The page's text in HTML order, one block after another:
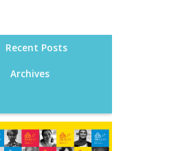
Recent Posts
Archives